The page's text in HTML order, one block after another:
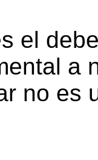
el
a
no es